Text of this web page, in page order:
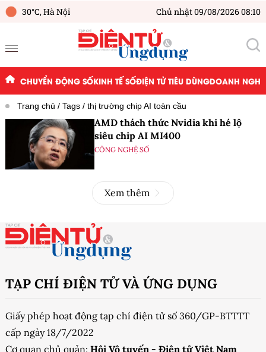
30°C,Hà Nội Chủ nhật 09/08/2026 08:10
CHUYỂN ĐỘNG SỐKINH TẾ SỐĐIỆN TỬ TIÊU DÙNGDOANH
Trang chủ Tags thị trường chip AI toàn cầu
AMD thách thức Nvidia khi hé lộ
siêu chip AI MI400
CÔNG NGHỆ SỐ
Xem thêm
TẠP CHÍ ĐIỆN TỬ VÀ ỨNG DỤNG
Giấy phép hoạt động tạp chí điện tử số 360/GP-BTTTT
cấp ngày 18/7/2022
Cơ quan chủ quản: Hội Vô tuyến - Điện tử Việt Nam